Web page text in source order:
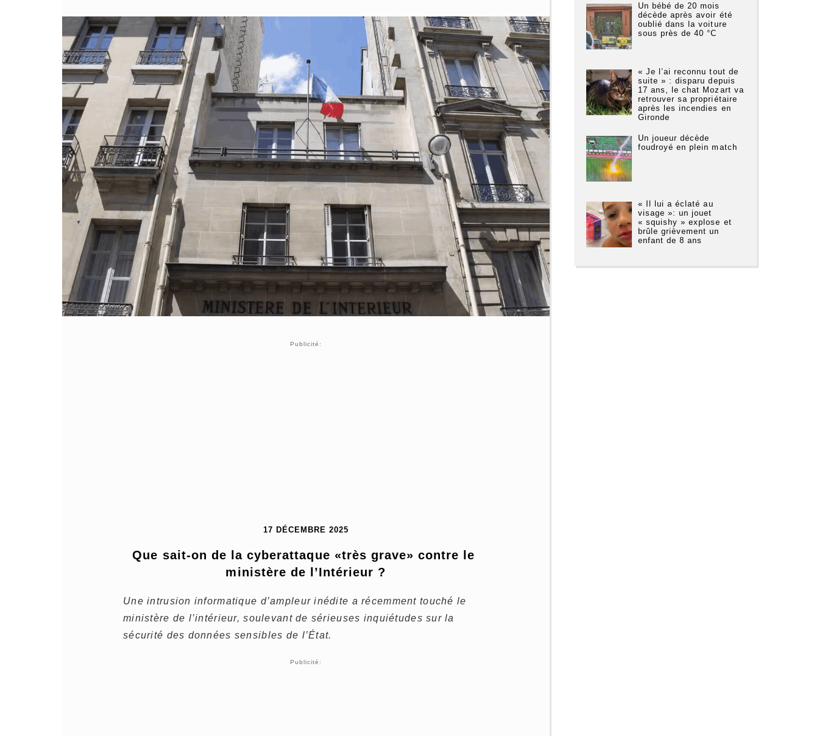
Publicité:
17 DÉCEMBRE 2025
Que sait-on de la cyberattaque «très grave» contre le
ministère de l’Intérieur ?
Une intrusion informatique d’ampleur inédite a récemment touché le
ministère de l’intérieur, soulevant de sérieuses inquiétudes sur la
sécurité des données sensibles de l’État.
Publicité:
Un bébé de 20 mois
décède après avoir été
oublié dans la voiture
sous près de 40 °C
« Je l’ai reconnu tout de
suite » : disparu depuis
17 ans, le chat Mozart va
retrouver sa propriétaire
après les incendies en
Gironde
Un joueur décède
foudroyé en plein match
« Il lui a éclaté au
visage »: un jouet
« squishy » explose et
brûle grièvement un
enfant de 8 ans